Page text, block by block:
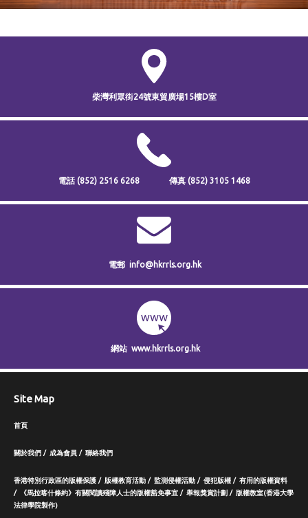
柴灣利眾街24號東貿廣場15樓D室
電話(852) 2516 6268 傳真 (852) 3105 1468
電郵 info@hkrrls.org.hk
網站 www.hkrrls.org.hk
Site Map
首頁
關於我們 成為會員 聯絡我們
香港特別行政區的版權保護 版權教育活動 監測侵權活動 侵犯版權
有用的版權資料
《馬拉喀什條約》有關閱讀殘障人士的版權豁免事宜
舉報獎賞計劃
版權教室(香港大學
法律學院製作)